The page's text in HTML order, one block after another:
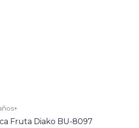
Fruta Diako BU-8097